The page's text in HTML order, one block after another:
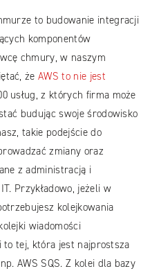
to budowanie integracji
komponentów
chmury, w naszym
żeAWS to nie jest
usług, z których firma może
budując swoje środowisko
takie podejście do
zmiany oraz
z administracją i
Przykładowo, jeżeli w
kolejkowania
wiadomości
tej, która jest najprostsza
AWS SQS. Z kolei dla bazy